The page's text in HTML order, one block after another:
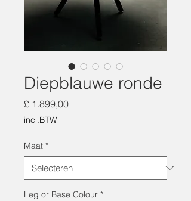
Diepblauwe ronde
£ 1.899,00Prijs
incl.BTW
Maat *
Leg or Base Colour *